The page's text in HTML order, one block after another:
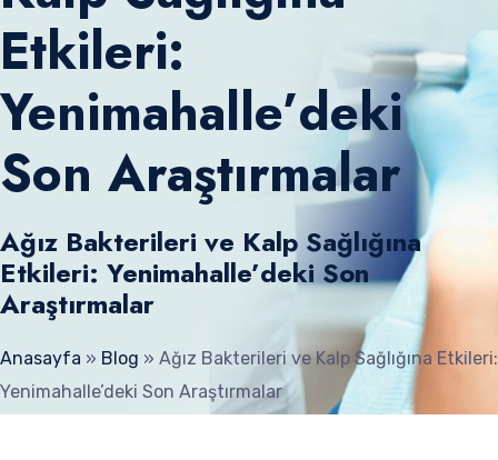
Etkileri:
Yenimahalle’deki
Son Araştırmalar
Ağız Bakterileri ve Kalp Sağlığına
Etkileri: Yenimahalle’deki Son
Araştırmalar
Anasayfa » Blog » Ağız Bakterileri ve Kalp Sağlığına Etkileri:
Yenimahalle’deki Son Araştırmalar